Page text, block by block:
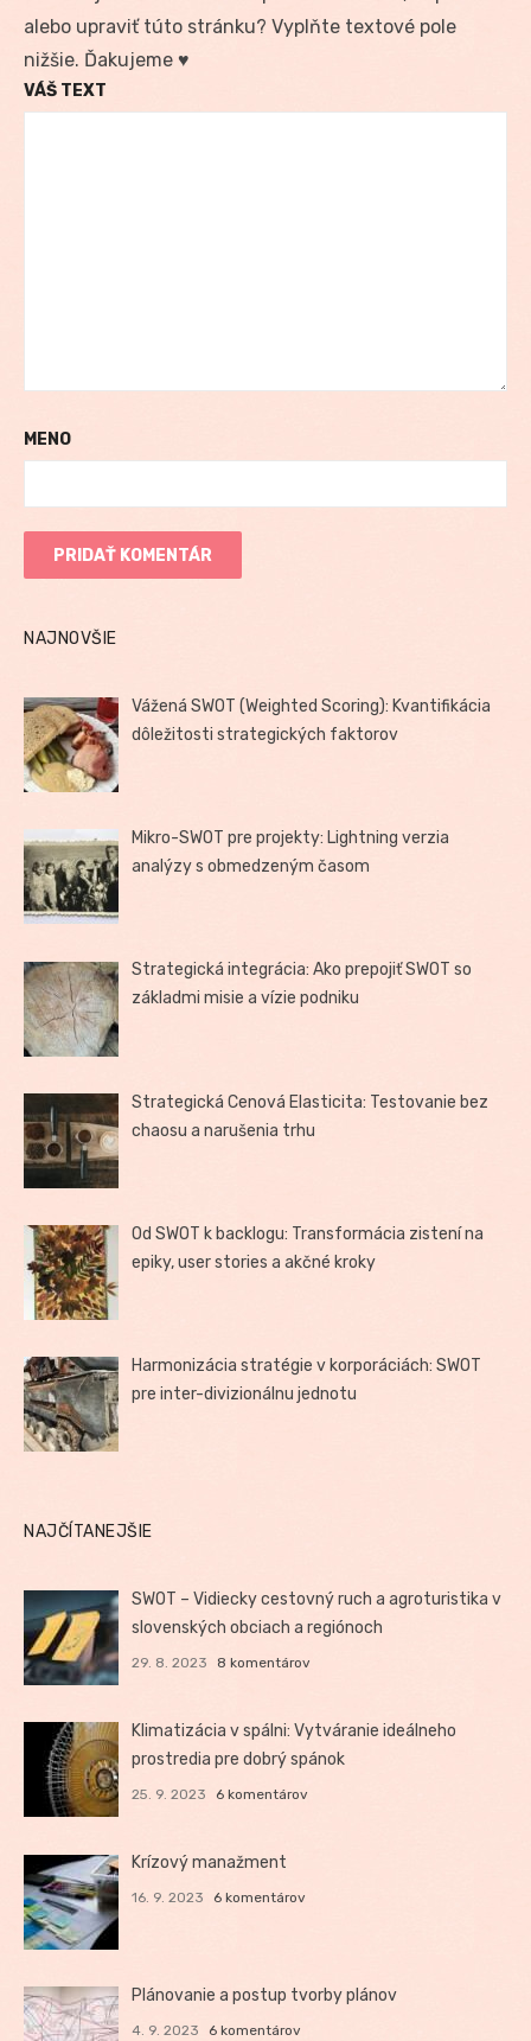
alebo upraviť túto stránku? Vyplňte textové pole
nižšie. Ďakujeme ♥
VÁŠ TEXT
MENO
NAJNOVŠIE
Vážená SWOT (Weighted Scoring): Kvantifikácia
dôležitosti strategických faktorov
Mikro-SWOT pre projekty: Lightning verzia
analýzy s obmedzeným časom
Strategická integrácia: Ako prepojiť SWOT so
základmi misie a vízie podniku
Strategická Cenová Elasticita: Testovanie bez
chaosu a narušenia trhu
Od SWOT k backlogu: Transformácia zistení na
epiky, user stories a akčné kroky
Harmonizácia stratégie v korporáciách: SWOT
pre inter-divizionálnu jednotu
NAJČÍTANEJŠIE
SWOT – Vidiecky cestovný ruch a agroturistika v
slovenských obciach a regiónoch
29. 8. 2023 8 komentárov
Klimatizácia v spálni: Vytváranie ideálneho
prostredia pre dobrý spánok
25. 9. 2023 6 komentárov
Krízový manažment
16. 9. 2023 6 komentárov
Plánovanie a postup tvorby plánov
4. 9. 2023 6 komentárov